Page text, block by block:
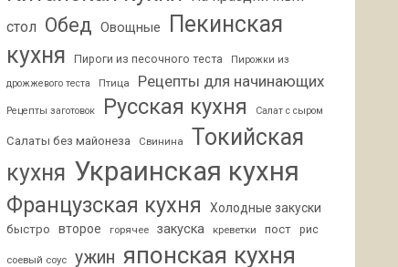
стол Обед Овощные
Пекинская
кухня
Пироги из песочного теста
Пирожки из
дрожжевого теста
Птица Рецепты для начинающих
Рецепты заготовок Русская кухня Салат с сыром
Салаты без майонеза Свинина
Токийская
кухня Украинская кухня
Французская кухня Холодные закуски
быстро второе горячее закуска креветки пост рис
соевый соус ужин японская кухня